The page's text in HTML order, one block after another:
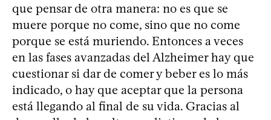
que pensar de otra manera: no es que se
muere porque no come, sino que no come
porque se está muriendo. Entonces a veces
en las fases avanzadas del Alzheimer hay que
cuestionar si dar de comer y beber es lo más
indicado, o hay que aceptar que la persona
está llegando al final de su vida. Gracias al